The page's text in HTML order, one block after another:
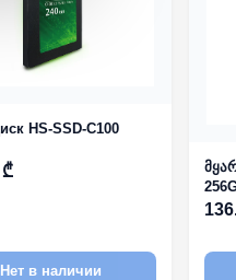
HS-SSD-C100
₾
Нет в наличии